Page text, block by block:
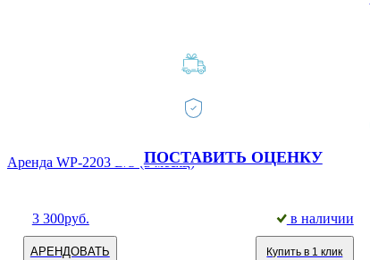
ПОСТАВИТЬ ОЦЕНКУ
Аренда WP-2203 B/S (в месяц)
3 300руб. в наличии
АРЕНДОВАТЬ Купить в 1 клик